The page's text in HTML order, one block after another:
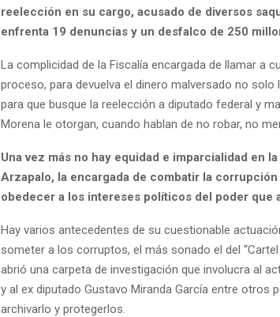
reelección en su cargo, acusado de diversos
enfrenta 19 denuncias y un desfalco de 250
La complicidad de la Fiscalía encargada de llamar a
proceso, para devuelva el dinero malversado no
para que busque la reelección a diputado federal y
Morena le otorgan, cuando hablan de no robar, no
Una vez más no hay equidad e imparcialidad en
Arzapalo, la encargada de combatir la
obedecer a los intereses políticos del poder que
Hay varios antecedentes de su cuestionable
someter a los corruptos, el más sonado el del
abrió una carpeta de investigación que involucra al
y al ex diputado Gustavo Miranda García entre otros
archivarlo y protegerlos.